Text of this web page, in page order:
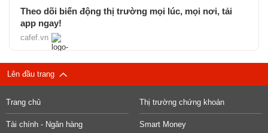
Theo dõi biến động thị trường mọi lúc, mọi nơi, tải
app ngay!
cafef.vn
Lên đầu trang
Trang chủ Thị trường chứng khoán
Tài chính - Ngân hàng Smart Money